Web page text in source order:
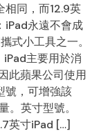
同，而12.9英
iPad永遠不會成
式小工具之一。
主要用於消
此蘋果公司使用
號，可增強該
。英寸型號。
英寸iPad […]